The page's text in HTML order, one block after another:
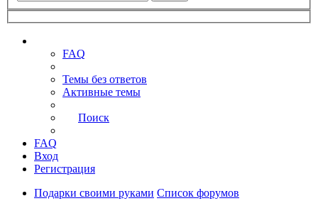
FAQ
Темы без ответов
Активные темы
Поиск
FAQ
Вход
Регистрация
Подарки своими руками Список форумов